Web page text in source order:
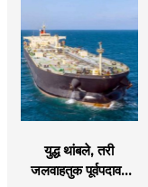
युद्ध थांबले, तरी
जलवाहतुक पूर्वपदावर